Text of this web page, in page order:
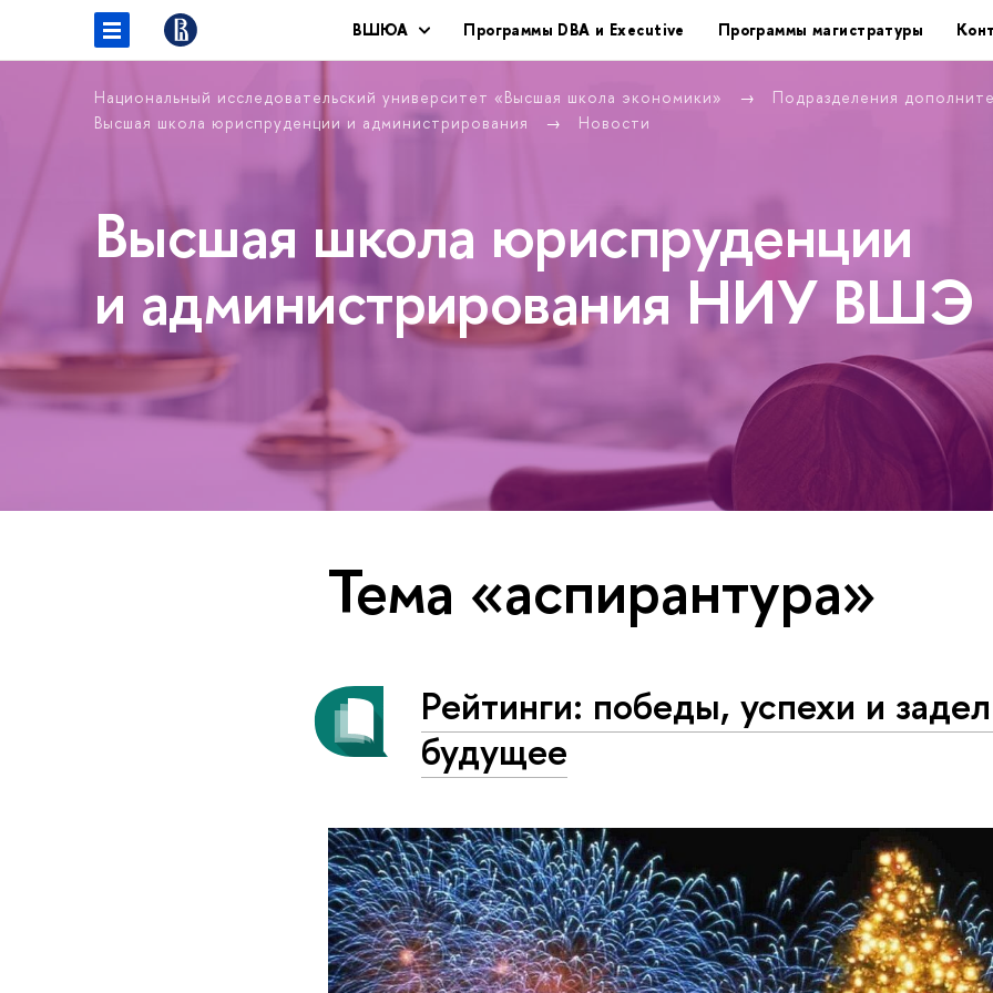
ВШЮА Программы DBA и Executive Программы магистратуры
Национальный исследовательский университет «Высшая школа экономики»
Подразделения
Высшая школа юриспруденции и администрирования
Новости
Высшая школа юриспруденции
и администрирования НИУ ВШЭ
Тема «аспирантура»
Рейтинги: победы, успехи и
будущее